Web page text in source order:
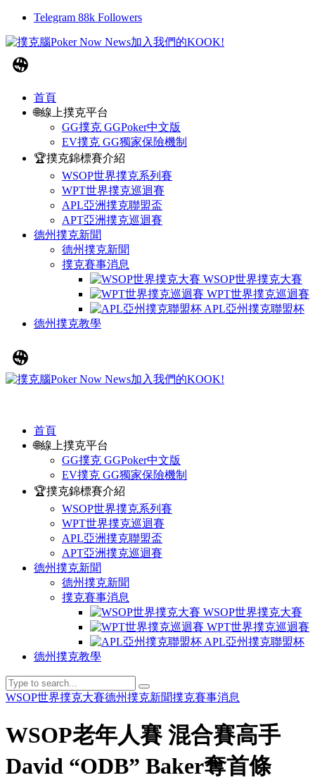
Telegram 88k Followers
首頁
🌐線上撲克平台
GG撲克 GGPoker中文版
EV撲克 GG獨家保險機制
🏆撲克錦標賽介紹
WSOP世界撲克系列賽
WPT世界撲克巡迴賽
APL亞洲撲克聯盟盃
APT亞洲撲克巡迴賽
德州撲克新聞
德州撲克新聞
撲克賽事消息
WSOP世界撲克大賽
WPT世界撲克巡迴賽
APL亞州撲克聯盟杯
德州撲克教學
首頁
🌐線上撲克平台
GG撲克 GGPoker中文版
EV撲克 GG獨家保險機制
🏆撲克錦標賽介紹
WSOP世界撲克系列賽
WPT世界撲克巡迴賽
APL亞洲撲克聯盟盃
APT亞洲撲克巡迴賽
德州撲克新聞
德州撲克新聞
撲克賽事消息
WSOP世界撲克大賽
WPT世界撲克巡迴賽
APL亞州撲克聯盟杯
德州撲克教學
WSOP世界撲克大賽德州撲克新聞撲克賽事消息
WSOP老年人賽 混合賽高手
David “ODB” Baker奪首條